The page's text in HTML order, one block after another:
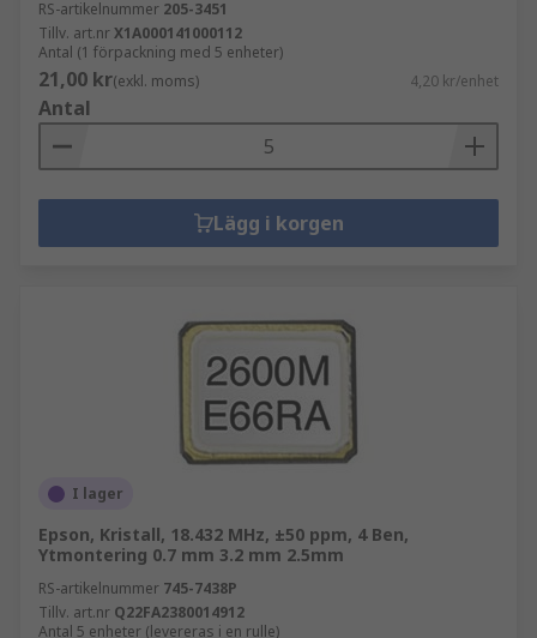
RS-artikelnummer 205-3451
Tillv. art.nrX1A000141000112
Antal (1 förpackning med 5 enheter)
21,00 kr(exkl. moms) 4,20 kr/enhet
Antal
Lägg i korgen
I lager
Epson, Kristall, 18.432 MHz, ±50 ppm, 4 Ben,
Ytmontering 0.7 mm 3.2 mm 2.5mm
RS-artikelnummer 745-7438P
Tillv. art.nr Q22FA2380014912
Antal 5 enheter (levereras i en rulle)